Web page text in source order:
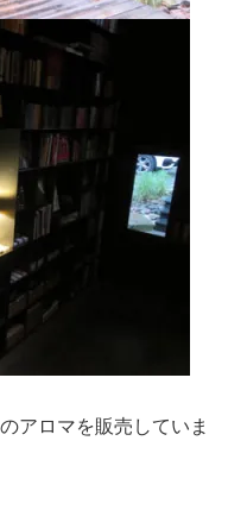
アロマを販売していま